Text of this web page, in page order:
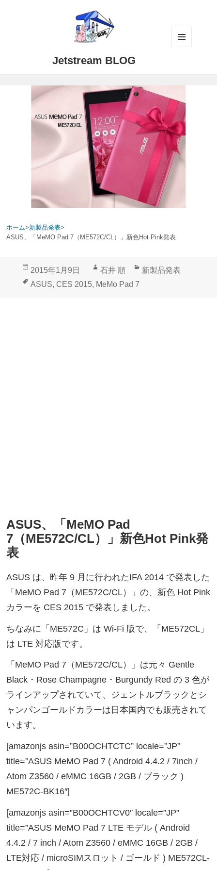
Jetstream BLOG
ホーム>新製品発表>
ASUS、「MeMO Pad 7（ME572C/CL）」新色Hot Pink発表
投
稿
2015年1月9日
作
成
石井 順
カ
新製品発表
タ
ASUS, CES 2015, MeMo Pad 7
ASUS、「MeMO Pad
7（ME572C/CL）」新色Hot Pink発
表
ASUS は、昨年 9 月に行われたIFA 2014 で発表した
「MeMO Pad 7（ME572C/CL）」の、新色 Hot Pink
カラーを CES 2015 で発表しました。
ちなみに「ME572C」は Wi-Fi 版で、「ME572CL」
は LTE 対応版です。
「MeMO Pad 7（ME572C/CL）」は元々 Gentle
Black・Rose Champagne・Burgundy Red の 3 色が
ラインアップされていて、ジェントルブラックとシ
ャンパンゴールドカラーは日本国内でも販売されて
います。
[amazonjs asin=”B00OCHTCTC” locale=”JP”
title=”ASUS MeMO Pad 7 ( Android 4.4.2 / 7inch /
Atom Z3560 / eMMC 16GB / 2GB / ブラック )
ME572C-BK16″]
[amazonjs asin=”B00OCHTCV0″ locale=”JP”
title=”ASUS MeMO Pad 7 LTE モデル ( Android
4.4.2 / 7 inch / Atom Z3560 / eMMC 16GB / 2GB /
LTE対応 / microSIMスロット / ゴールド ) ME572CL-